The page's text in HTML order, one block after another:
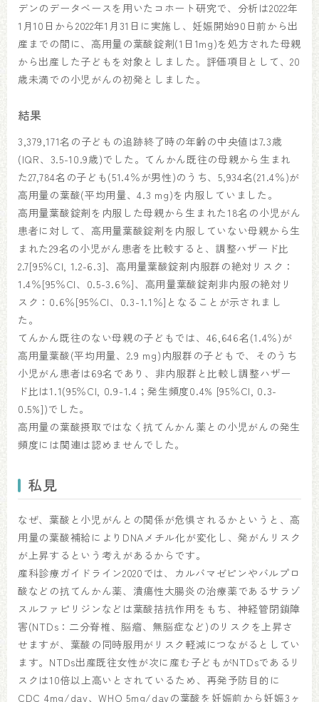
デンのデータベースを用いたコホート研究で、分析は2022年
1月10日から2022年1月31日に実施し、妊娠開始90日前から出
産までの間に、高用量の葉酸錠剤(1日1mg)を処方された母親
から出産した子どもを対象としました。評価項目として、20
歳未満での小児がんの初発としました。
結果
3,379,171名の子どもの追跡終了時の年齢の中央値は7.3歳
(IQR、3.5-10.9歳)でした。てんかん既往の母親から生まれ
た27,784名の子ども(51.4％が男性)のうち、5,934名(21.4％)が
高用量の葉酸(平均用量、4.3 mg)を内服していました。
高用量葉酸錠剤を内服した母親から生まれた18名の小児がん
患者に対して、高用量葉酸錠剤を内服していない母親から生
まれた29名の小児がん患者を比較すると、調整ハザード比
2.7[95％CI, 1.2-6.3]、高用量葉酸錠剤内服群の絶対リスク：
1.4％[95％CI、0.5-3.6％]、高用量葉酸錠剤非内服の絶対リ
スク：0.6％[95％CI、0.3-1.1％]となることが示されまし
た。
てんかん既往のない母親の子どもでは、46,646名(1.4％)が
高用量葉酸(平均用量、2.9 mg)内服群の子どもで、そのうち
小児がん患者は69名であり、非内服群と比較し調整ハザー
ド比は1.1(95％CI, 0.9-1.4；発生頻度0.4% [95％CI, 0.3-
0.5%])でした。
高用量の葉酸摂取ではなく抗てんかん薬との小児がんの発生
頻度には関連は認めませんでした。
私見
なぜ、葉酸と小児がんとの関係が危惧されるかというと、高
用量の葉酸補給によりDNAメチル化が変化し、発がんリスク
が上昇するという考えがあるからです。
産科診療ガイドライン2020では、カルバマゼピンやバルプロ
酸などの抗てんかん薬、潰瘍性大腸炎の治療薬であるサラゾ
スルファピリジンなどは葉酸拮抗作用をもち、神経管閉鎖障
害(NTDs：二分脊椎、脳瘤、無脳症など)のリスクを上昇さ
せますが、葉酸の同時服用がリスク軽減につながるとしてい
ます。NTDs出産既往女性が次に産む子どもがNTDsであるリ
スクは10倍以上高いとされているため、再発予防目的に
CDC 4mg/day、WHO 5mg/dayの葉酸を妊娠前から妊娠3ヶ